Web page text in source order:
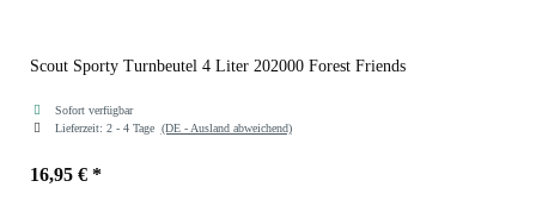
Scout Sporty Turnbeutel 4 Liter 202000 Forest Friends
Sofort verfügbar
Lieferzeit: 2 - 4 Tage (DE - Ausland abweichend)
16,95 € *